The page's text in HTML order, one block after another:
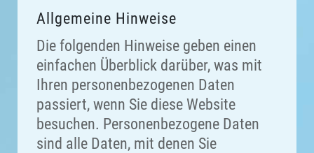
Allgemeine Hinweise
Die folgenden Hinweise geben einen
einfachen Überblick darüber, was mit
Ihren personenbezogenen Daten
passiert, wenn Sie diese Website
besuchen. Personenbezogene Daten
sind alle Daten, mit denen Sie